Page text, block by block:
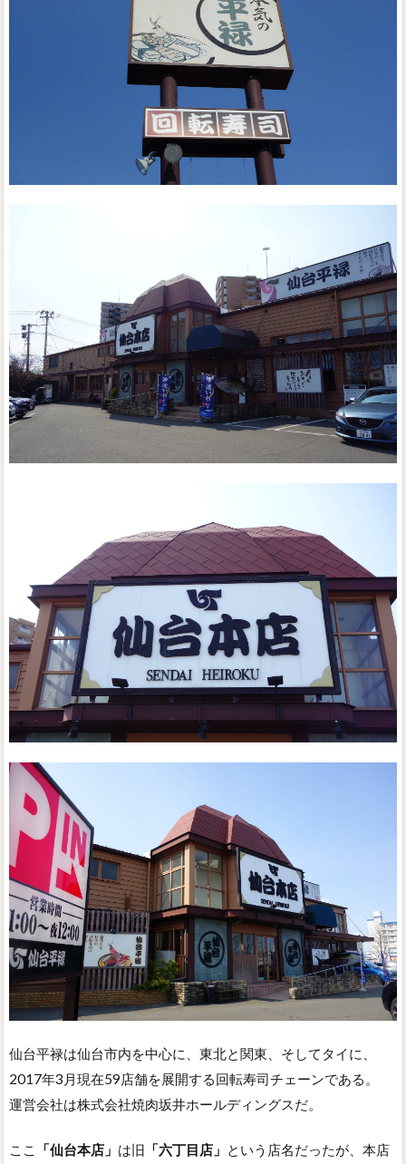
仙台平禄は仙台市内を中心に、東北と関東、そしてタイに、
2017年3月現在59店舗を展開する回転寿司チェーンである。
運営会社は株式会社焼肉坂井ホールディングスだ。
ここ 「仙台本店」 は旧 「六丁目店」 という店名だったが、本店